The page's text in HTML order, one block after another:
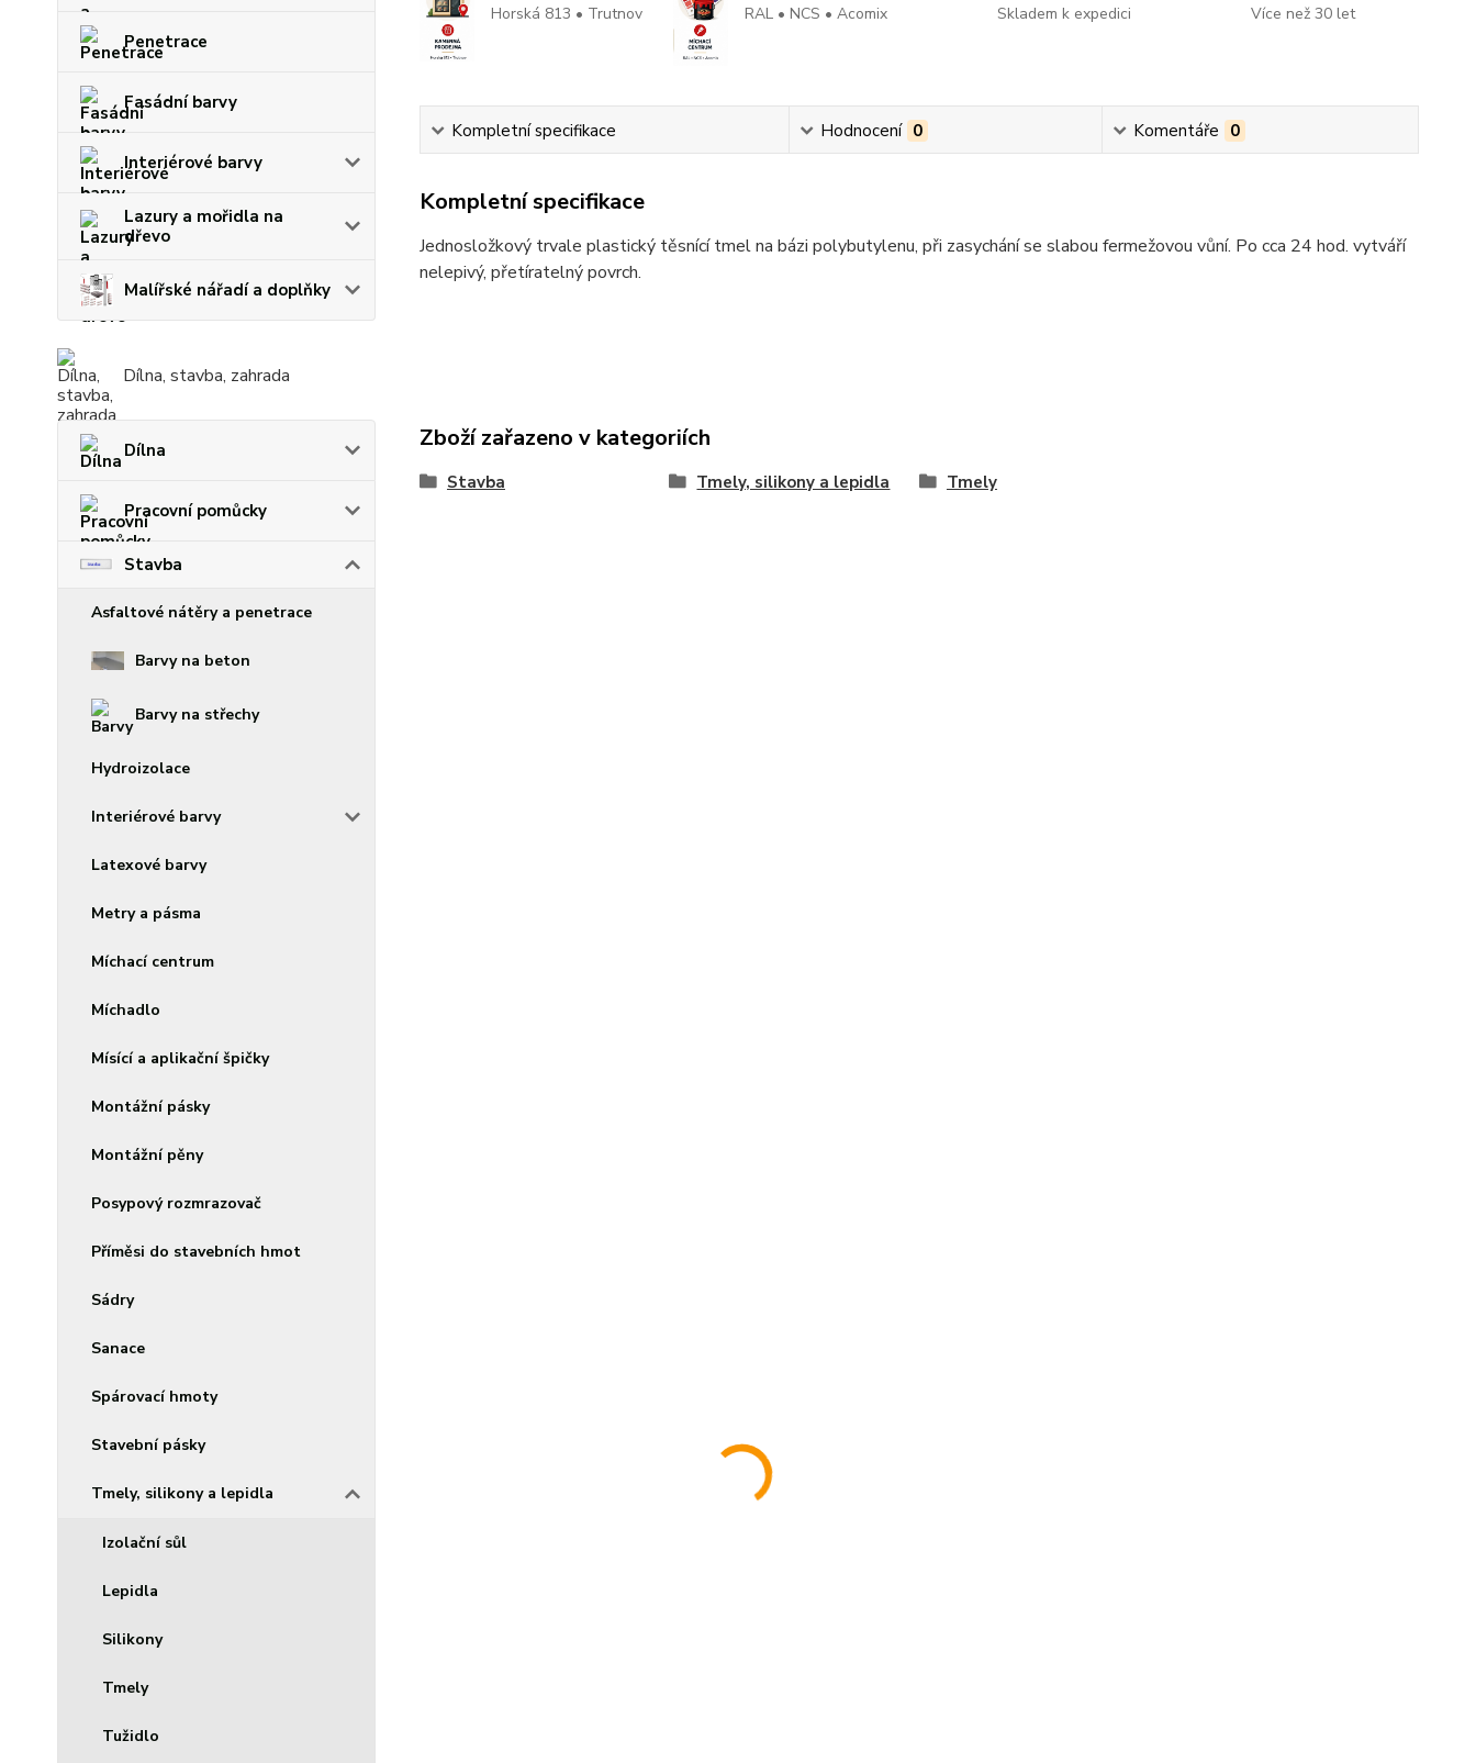
Penetrace
Fasádní barvy
Interiérové barvy
Lazury a mořidla na
dřevo
Malířské nářadí a doplňky
Dílna, stavba, zahrada
Dílna
Pracovní pomůcky
Stavba
Asfaltové nátěry a penetrace
Barvy na beton
Barvy na střechy
Hydroizolace
Interiérové barvy
Latexové barvy
Metry a pásma
Míchací centrum
Míchadlo
Mísící a aplikační špičky
Montážní pásky
Montážní pěny
Posypový rozmrazovač
Příměsi do stavebních hmot
Sádry
Sanace
Spárovací hmoty
Stavební pásky
Tmely, silikony a lepidla
Izolační sůl
Lepidla
Silikony
Tmely
Tužidlo
Horská 813 • Trutnov
RAL • NCS • Acomix
Skladem k expedici
Více než 30 let
Kompletní specifikace Hodnocení 0 Komentáře 0
Kompletní specifikace
Jednosložkový trvale plastický těsnící tmel na bázi polybutylenu, při zasychání se slabou fermežovou vůní. Po cca 24 hod. vytváří
nelepivý, přetíratelný povrch.
Zboží zařazeno v kategoriích
Stavba Tmely, silikony a lepidla Tmely